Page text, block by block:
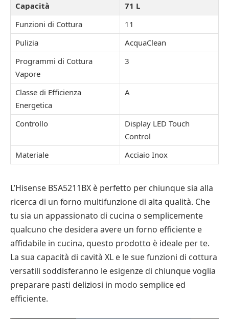
Capacità
71 L
Funzioni di Cottura
11
Pulizia
AcquaClean
Programmi di Cottura
Vapore
3
Classe di Efficienza
Energetica
A
Controllo
Display LED Touch
Control
Materiale
Acciaio Inox
L’Hisense BSA5211BX è perfetto per chiunque sia alla
ricerca di un forno multifunzione di alta qualità. Che
tu sia un appassionato di cucina o semplicemente
qualcuno che desidera avere un forno efficiente e
affidabile in cucina, questo prodotto è ideale per te.
La sua capacità di cavità XL e le sue funzioni di cottura
versatili soddisferanno le esigenze di chiunque voglia
preparare pasti deliziosi in modo semplice ed
efficiente.